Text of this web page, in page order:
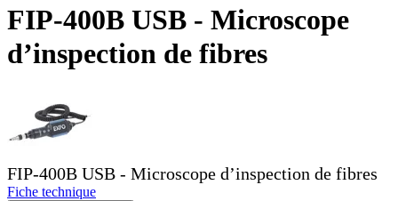
Produits
Solutions
Soutien
Services
Ressources
Contactez-
S'enregistrer
Se
connecter
FIP-400B USB - Microscope
d’inspection de fibres
FIP-400B USB - Microscope d’inspection de fibres
Fiche technique